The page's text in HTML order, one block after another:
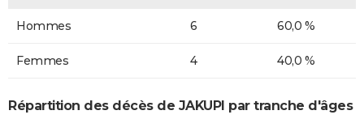
Hommes 6 60,0 %
Femmes 4 40,0 %
Répartition des décès de JAKUPI par tranche d'âges